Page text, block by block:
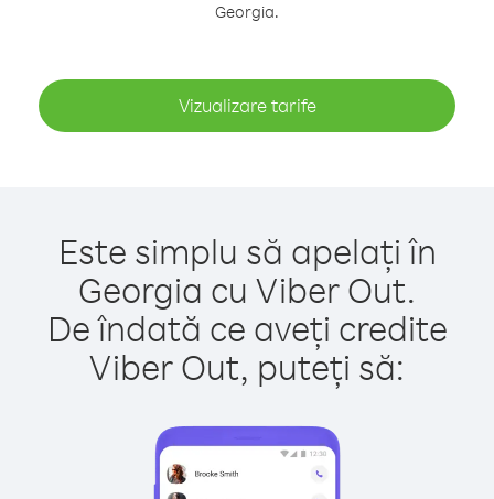
Georgia.
Vizualizare tarife
Este simplu să apelați în
Georgia cu Viber Out.
De îndată ce aveți credite
Viber Out, puteți să: